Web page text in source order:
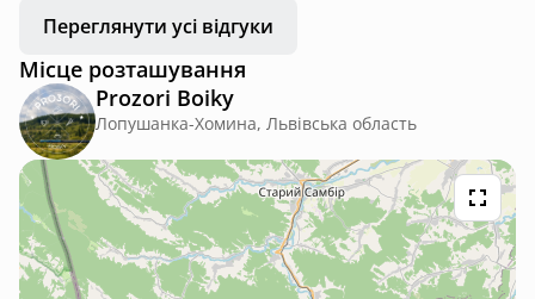
Переглянути усі відгуки
Місце розташування
Prozori Boiky
Лопушанка-Хомина, Львівська область